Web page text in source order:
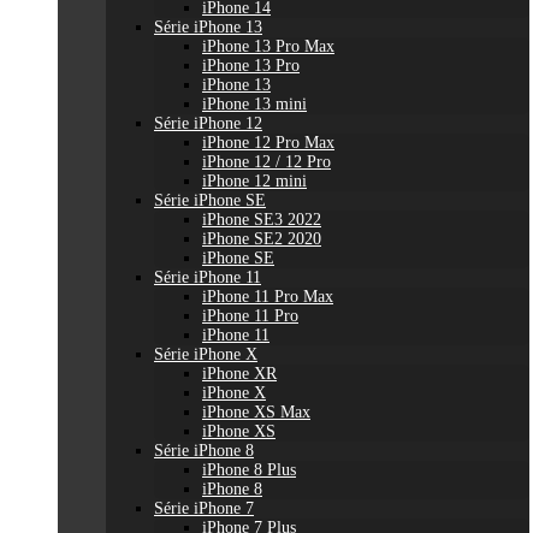
iPhone 14
Série iPhone 13
iPhone 13 Pro Max
iPhone 13 Pro
iPhone 13
iPhone 13 mini
Série iPhone 12
iPhone 12 Pro Max
iPhone 12 / 12 Pro
iPhone 12 mini
Série iPhone SE
iPhone SE3 2022
iPhone SE2 2020
iPhone SE
Série iPhone 11
iPhone 11 Pro Max
iPhone 11 Pro
iPhone 11
Série iPhone X
iPhone XR
iPhone X
iPhone XS Max
iPhone XS
Série iPhone 8
iPhone 8 Plus
iPhone 8
Série iPhone 7
iPhone 7 Plus